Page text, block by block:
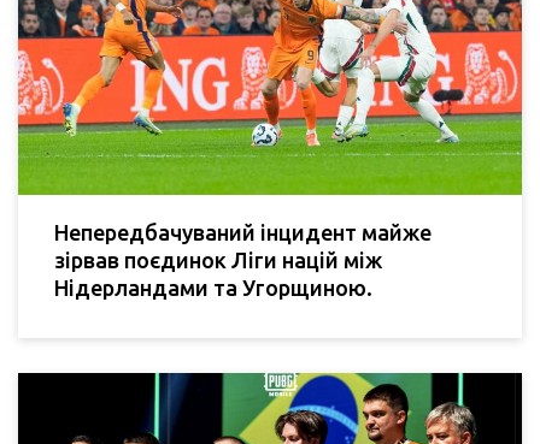
Непередбачуваний інцидент майже
зірвав поєдинок Ліги націй між
Нідерландами та Угорщиною.